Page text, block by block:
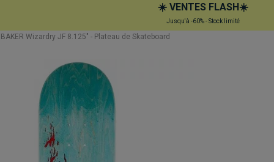
☀️ VENTES FLASH☀️
Jusqu'à -60% - Stock limité
BAKER Wizardry JF 8.125" - Plateau de Skateboard